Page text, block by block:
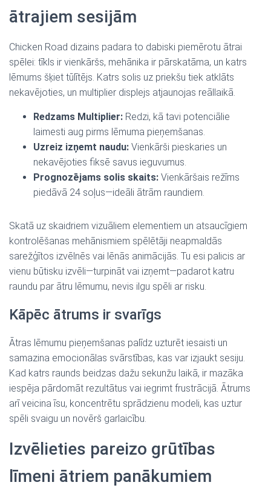
ātrajiem sesijām
Chicken Road dizains padara to dabiski piemērotu ātrai
spēlei: tīkls ir vienkāršs, mehānika ir pārskatāma, un katrs
lēmums šķiet tūlītējs. Katrs solis uz priekšu tiek atklāts
nekavējoties, un multiplier displejs atjaunojas reāllaikā.
Redzams Multiplier: Redzi, kā tavi potenciālie
laimesti aug pirms lēmuma pieņemšanas.
Uzreiz izņemt naudu: Vienkārši pieskaries un
nekavējoties fiksē savus ieguvumus.
Prognozējams solis skaits: Vienkāršais režīms
piedāvā 24 soļus—ideāli ātrām raundiem.
Skatā uz skaidriem vizuāliem elementiem un atsaucīgiem
kontrolēšanas mehānismiem spēlētāji neapmaldās
sarežģītos izvēlnēs vai lēnās animācijās. Tu esi palicis ar
vienu būtisku izvēli—turpināt vai izņemt—padarot katru
raundu par ātru lēmumu, nevis ilgu spēli ar risku.
Kāpēc ātrums ir svarīgs
Ātras lēmumu pieņemšanas palīdz uzturēt iesaisti un
samazina emocionālas svārstības, kas var izjaukt sesiju.
Kad katrs raunds beidzas dažu sekunžu laikā, ir mazāka
iespēja pārdomāt rezultātus vai iegrimt frustrācijā. Ātrums
arī veicina īsu, koncentrētu sprādzienu modeli, kas uztur
spēli svaigu un novērš garlaicību.
Izvēlieties pareizo grūtības
līmeni ātriem panākumiem